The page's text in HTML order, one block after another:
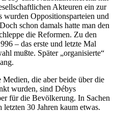
Akteuren ein zur
wurden Oppositionsparteien und
schon damals hatte man den
die Reformen. Zu den
– das erste und letzte Mal
mußte. Später „organisierte“
die aber beide über die
wurden, sind Débys
für die Bevölkerung. In Sachen
30 Jahren kaum etwas.